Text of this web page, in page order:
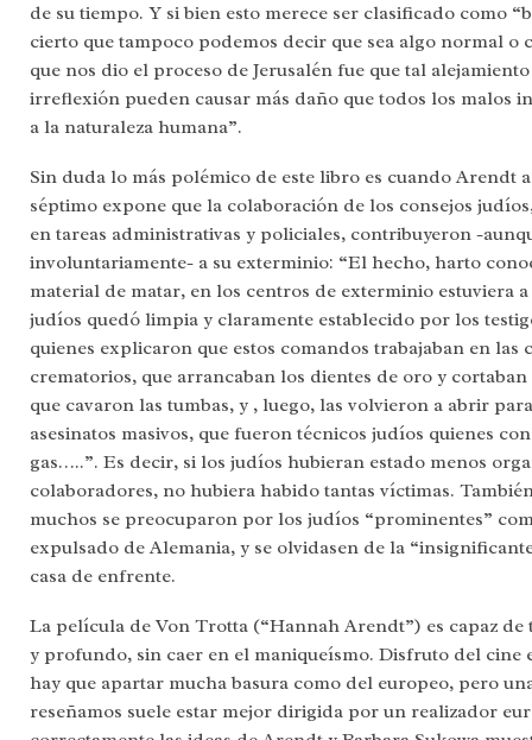
de su tiempo. Y si bien esto merece ser clasificado como
cierto que tampoco podemos decir que sea algo normal
que nos dio el proceso de Jerusalén fue que tal
irreflexión pueden causar más daño que todos los malos
a la naturaleza humana”.
Sin duda lo más polémico de este libro es cuando Arendt
séptimo expone que la colaboración de los consejos
en tareas administrativas y policiales, contribuyeron -
involuntariamente- a su exterminio: “El hecho, harto
material de matar, en los centros de exterminio estuviera
judíos quedó limpia y claramente establecido por los
quienes explicaron que estos comandos trabajaban en las
crematorios, que arrancaban los dientes de oro y
que cavaron las tumbas, y , luego, las volvieron a abrir
asesinatos masivos, que fueron técnicos judíos quienes
gas…..”. Es decir, si los judíos hubieran estado menos
colaboradores, no hubiera habido tantas víctimas.
muchos se preocuparon por los judíos “prominentes”
expulsado de Alemania, y se olvidasen de la
casa de enfrente.
La película de Von Trotta (“Hannah Arendt”) es capaz de
y profundo, sin caer en el maniqueísmo. Disfruto del cine
hay que apartar mucha basura como del europeo, pero
reseñamos suele estar mejor dirigida por un realizador